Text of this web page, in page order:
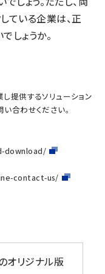
ている企業は、正
しょうか。
提供するソリューション
合わせください。
download/
contact-us/
オリジナル版